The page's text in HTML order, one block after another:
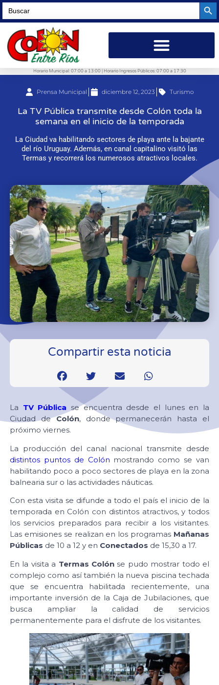
Search
for:
Horario Municipal: 07:00 a 13:00 | Horario Ingresos Públicos: 07:00 a 17:30
Prensa Municipal diciembre 12, 2023 Turismo
La TV Pública transmite desde Colón toda la
semana en el inicio de la temporada
La Ciudad va habilitando sectores de playa ante la bajante
del río Uruguay. Además, en canal capitalino visitó las
Termas y recorrerá los numerosos atractivos locales.
Compartir esta noticia
La TV Pública se encuentra desde el lunes en la
Ciudad deColón, donde permanecerán hasta el
próximo viernes.
La producción del canal nacional transmite desde
distintos puntos de Colón mostrando como se van
habilitando poco a poco sectores de playa en la zona
balnearia sur o las actividades náuticas.
Con esta visita se difunde a todo el país el inicio de la
temporada en Colón con distintos atractivos, y todos
los servicios preparados para recibir a los visitantes.
Las emisiones se realizan en los programas Mañanas
Públicas de 10 a 12 y en Conectados de 15,30 a 17.
En la visita a Termas Colón se pudo mostrar todo el
complejo como así también la nueva piscina techada
que se encuentra habilitada recientemente, una
importante inversión de la Caja de Jubilaciones, que
busca ampliar la calidad de servicios
permanentemente para el disfrute de los visitantes.